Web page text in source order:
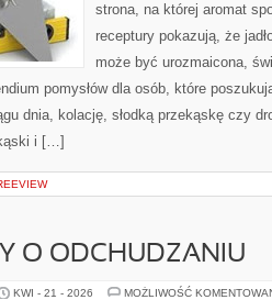
strona, na której aromat
receptury pokazują, że
może być urozmaicona,
pomysłów dla osób, które
dnia, kolację, słodką przekąskę czy
i […]
O ODCHUDZANIU
KWI - 21 - 2026 MOŻLIWOŚĆ